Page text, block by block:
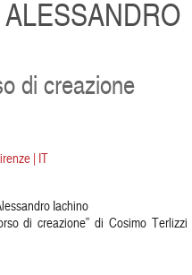
di creazione
| IT
Iachino
di creazione” di Cosimo Terlizzi